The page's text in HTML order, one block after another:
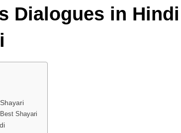
Dialogues in Hindi |
Shayari